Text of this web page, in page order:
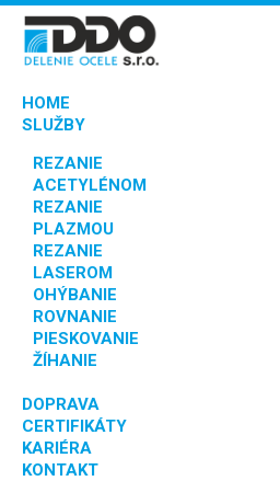
HOME
SLUŽBY
REZANIE
ACETYLÉNOM
REZANIE
PLAZMOU
REZANIE
LASEROM
OHÝBANIE
ROVNANIE
PIESKOVANIE
ŽÍHANIE
DOPRAVA
CERTIFIKÁTY
KARIÉRA
KONTAKT